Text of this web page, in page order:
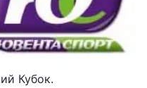
Кубок.